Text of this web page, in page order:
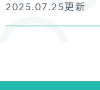
2025.07.25更新